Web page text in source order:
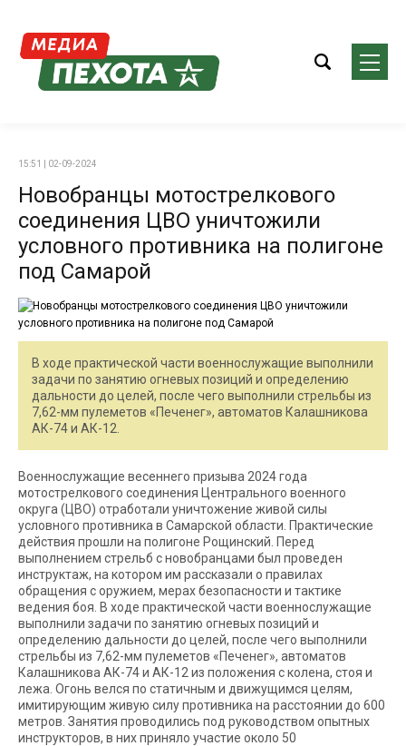
15:51 | 02-09-2024
Новобранцы мотострелкового
соединения ЦВО уничтожили
условного противника на полигоне
под Самарой
В ходе практической части военнослужащие выполнили
задачи по занятию огневых позиций и определению
дальности до целей, после чего выполнили стрельбы из
7,62-мм пулеметов «Печенег», автоматов Калашникова
АК-74 и АК-12.
Военнослужащие весеннего призыва 2024 года
мотострелкового соединения Центрального военного
округа (ЦВО) отработали уничтожение живой силы
условного противника в Самарской области. Практические
действия прошли на полигоне Рощинский. Перед
выполнением стрельб с новобранцами был проведен
инструктаж, на котором им рассказали о правилах
обращения с оружием, мерах безопасности и тактике
ведения боя. В ходе практической части военнослужащие
выполнили задачи по занятию огневых позиций и
определению дальности до целей, после чего выполнили
стрельбы из 7,62-мм пулеметов «Печенег», автоматов
Калашникова АК-74 и АК-12 из положения с колена, стоя и
лежа. Огонь велся по статичным и движущимся целям,
имитирующим живую силу противника на расстоянии до 600
метров. Занятия проводились под руководством опытных
инструкторов, в них приняло участие около 50